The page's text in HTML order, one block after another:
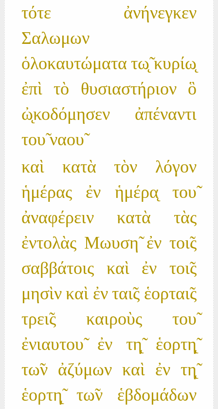
τότε ἀνήνεγκεν
Σαλωμων
ὁλοκαυτώματα τω̨̃ κυρίω̨
ἐπὶ τὸ θυσιαστήριον ὃ
ὠ̨κοδόμησεν ἀπέναντι
του̃ ναου̃
καὶ κατὰ τὸν λόγον
ἡμέρας ἐν ἡμέρα̨ του̃
ἀναφέρειν κατὰ τὰς
ἐντολὰς Μωυση̃ ἐν τοι̃ς
σαββάτοις καὶ ἐν τοι̃ς
μησὶν καὶ ἐν ται̃ς ἑορται̃ς
τρει̃ς καιροὺς του̃
ἐνιαυτου̃ ἐν τη̨̃ ἑορτη̨̃
τω̃ν ἀζύμων καὶ ἐν τη̨̃
ἑορτη̨̃ τω̃ν ἑβδομάδων